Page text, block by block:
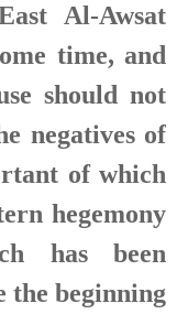
Al-Awsat
time, and
should not
negatives of
of which
hegemony
has been
the beginning